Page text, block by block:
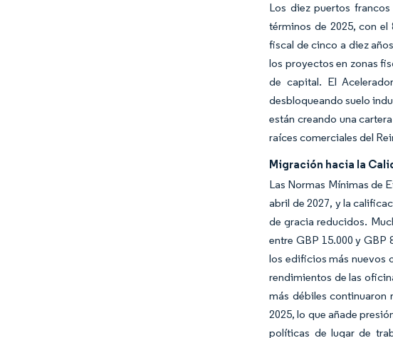
Los diez puertos
términos de 2025, con
fiscal de cinco a diez
los proyectos en zonas
de capital. El
desbloqueando suelo
están creando una
raíces comerciales del
Migración hacia la
Las Normas Mínimas de
abril de 2027, y la
de gracia reducidos.
entre GBP 15.000 y GBP
los edificios más nuevos
rendimientos de las
más débiles continuaron
2025, lo que añade
políticas de lugar de